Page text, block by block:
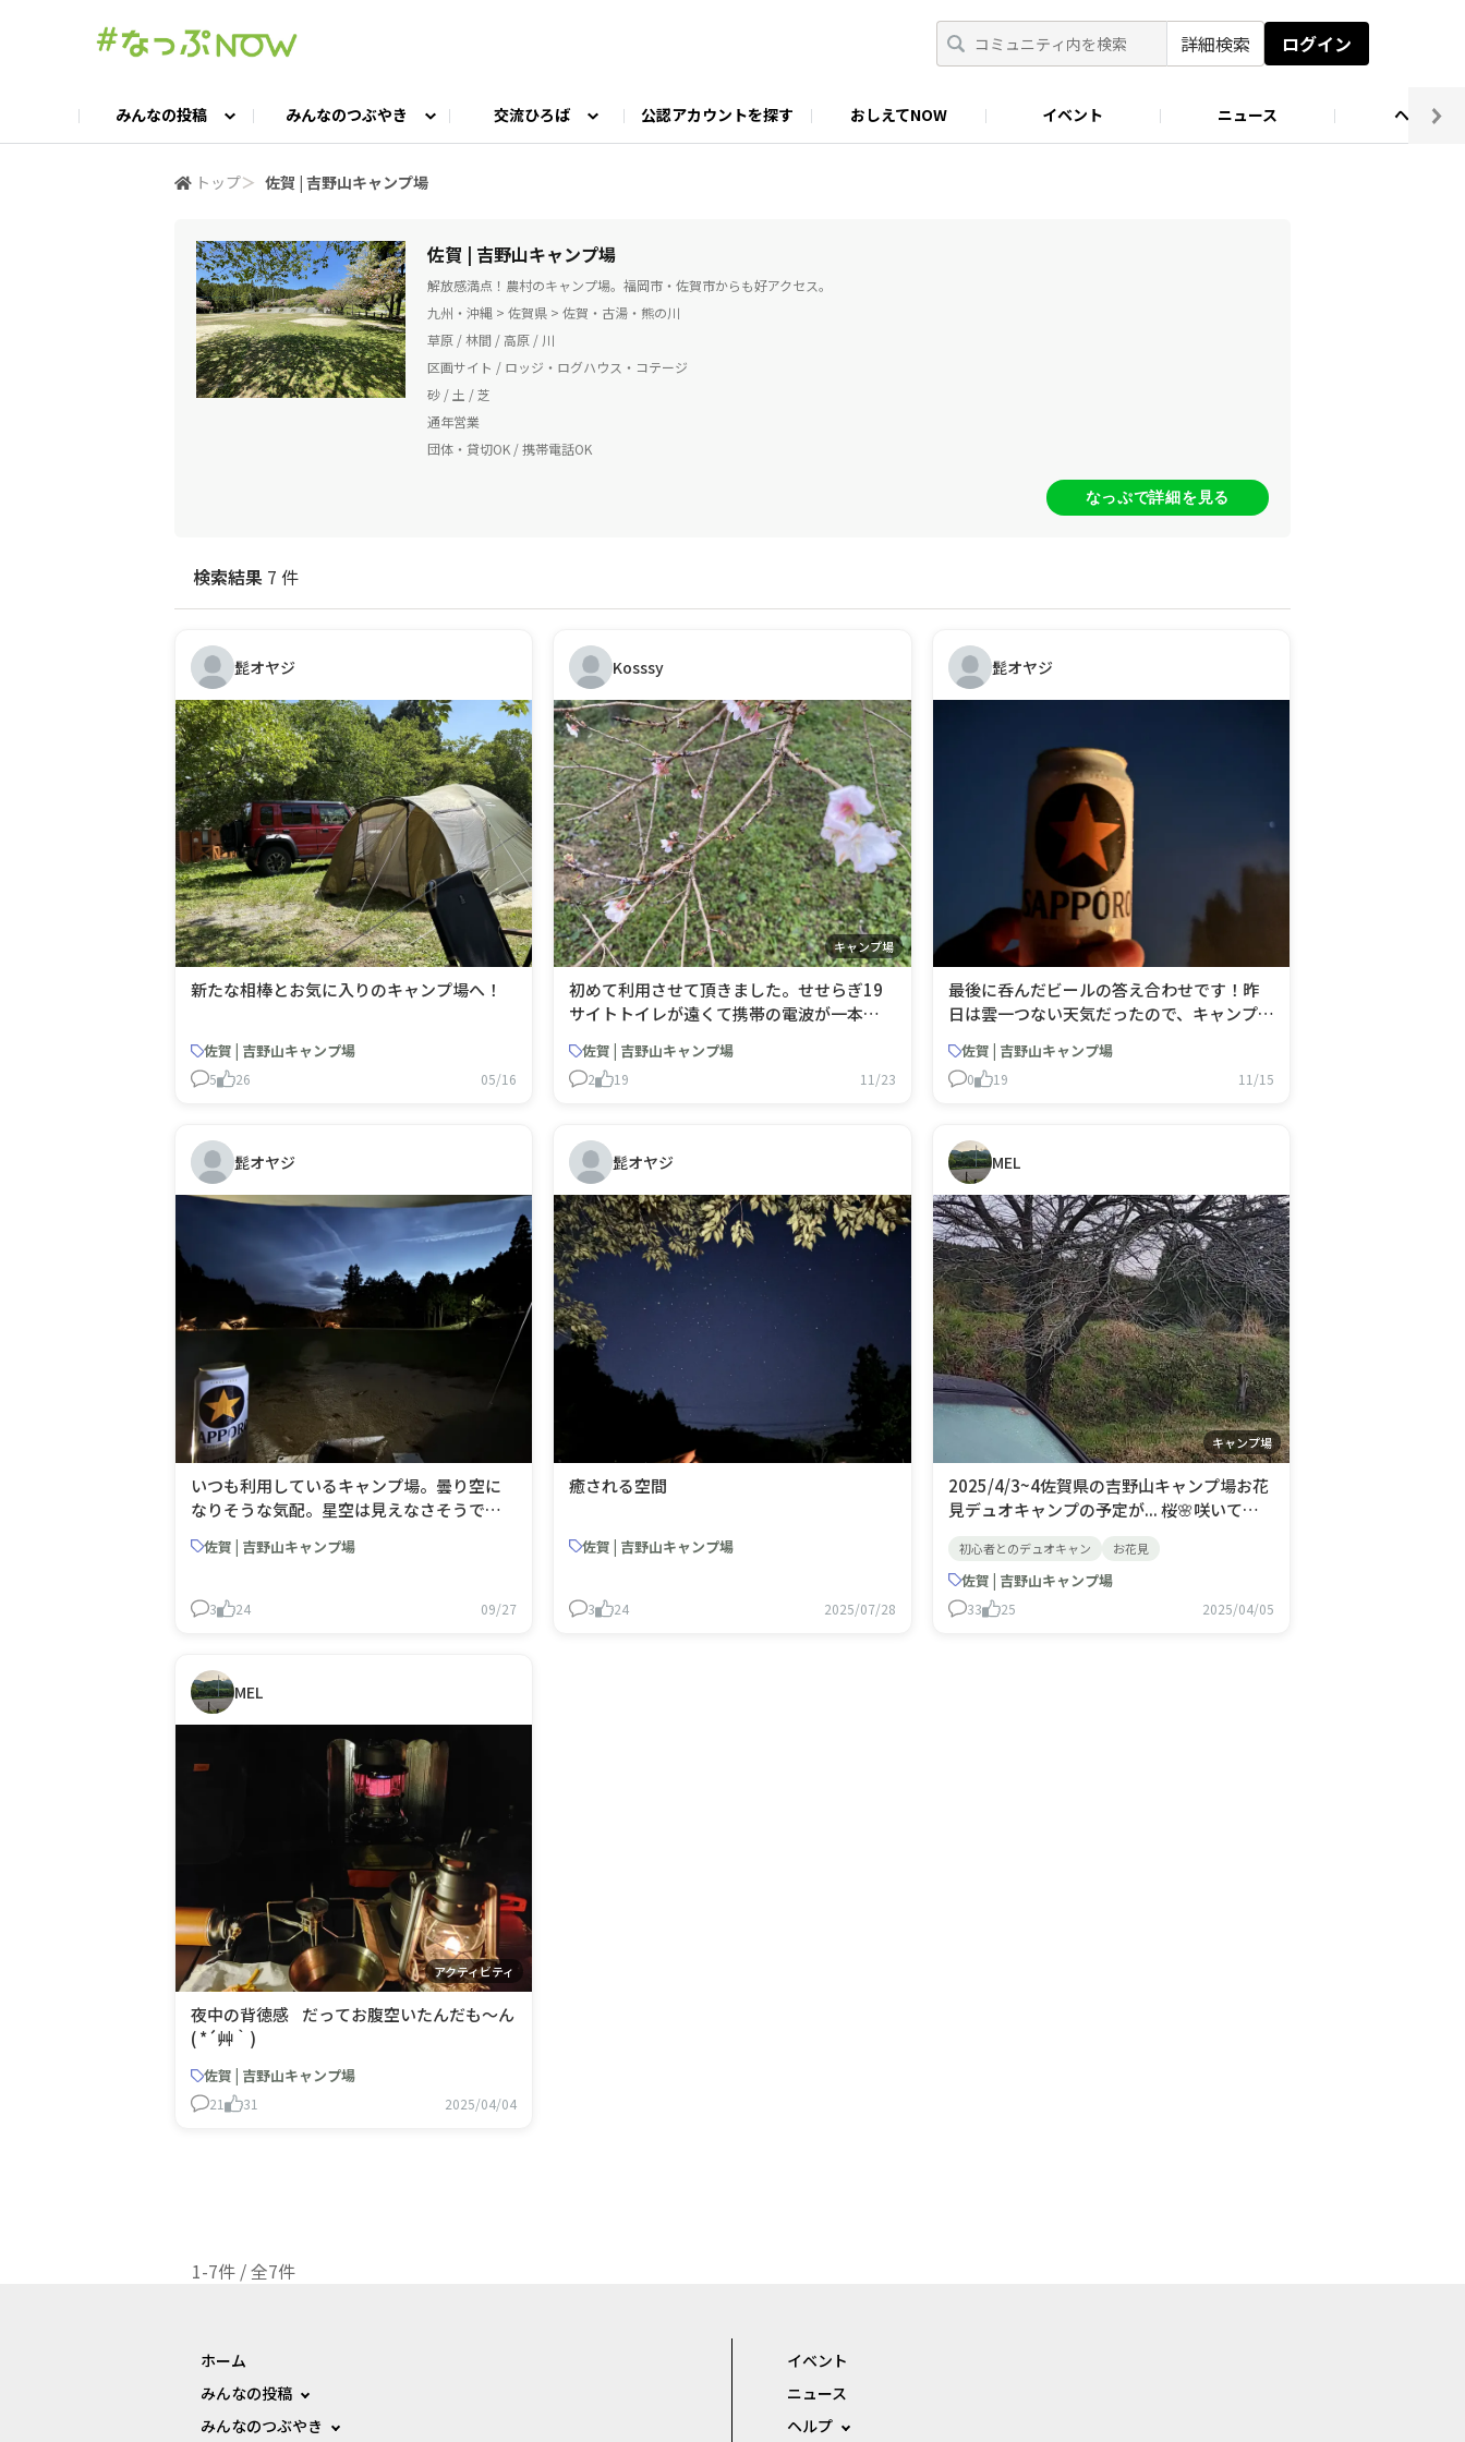
詳細検索 ログイン
みんなの投稿 みんなのつぶやき 交流ひろば
キャンプギア語ろう会 キャンプ飯LABO ゆるっと釣り部
公認アカウントを探す おしえてNOW イベント ニュース ヘルプ
トップ＞ 佐賀 | 吉野山キャンプ場
佐賀 | 吉野山キャンプ場
解放感満点！農村のキャンプ場。福岡市・佐賀市からも好アクセス。
九州・沖縄 > 佐賀県 > 佐賀・古湯・熊の川
草原 / 林間 / 高原 / 川
区画サイト / ロッジ・ログハウス・コテージ
砂 / 土 / 芝
通年営業
団体・貸切OK / 携帯電話OK
なっぷで詳細を見る
検索結果 7 件
髭オヤジ
新たな相棒とお気に入りのキャンプ場へ！
佐賀 | 吉野山キャンプ場
5 26 05/16
Kosssy
キャンプ場
初めて利用させて頂きました。せせらぎ19
サイトトイレが遠くて携帯の電波が一本し
か立たないです！静かでゆっくりしていい
ですが💦今回は連休でしかも前々日に急遽
決めたので仕方ないですね次回はトイレに
佐賀 | 吉野山キャンプ場
2 19 11/23
髭オヤジ
最後に呑んだビールの答え合わせです！昨
日は雲一つない天気だったので、キャンプ場
に着いて天候と同じく「晴れ風」で乾杯。
テント設営が終わり焼肉をトップバリュー
ビールで流し込み、星空を眺めながら締め
は、おめでとうございます！当たらなか
佐賀 | 吉野山キャンプ場
0 19 11/15
髭オヤジ
いつも利用しているキャンプ場。曇り空に
なりそうな気配。星空は見えなさそうです
佐賀 | 吉野山キャンプ場
3 24 09/27
髭オヤジ
癒される空間
佐賀 | 吉野山キャンプ場
3 24 2025/07/28
MEL
キャンプ場
2025/4/3~4佐賀県の吉野山キャンプ場お花
見デュオキャンプの予定が... 桜🌸咲いてい
陣取ったのになぁ 人生こんなこともありま
すね。風が強くて、翌朝まで焚き火はお預
け。いや、そのまま撤収でした(泣)というこ
初心者とのデュオキャン お花見
佐賀 | 吉野山キャンプ場
33 25 2025/04/05
MEL
アクティビティ
夜中の背徳感 だってお腹空いたんだも～ん
( *´艸｀)
佐賀 | 吉野山キャンプ場
21 31 2025/04/04
1-7件 / 全7件
ホーム
みんなの投稿
みんなのつぶやき
イベント
ニュース
ヘルプ